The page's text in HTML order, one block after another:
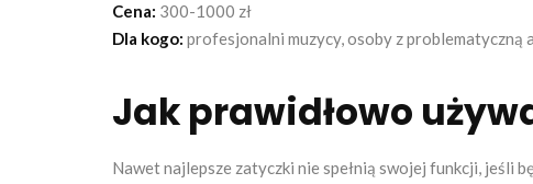
Cena: 300-1000 zł
Dla kogo: profesjonalni muzycy, osoby z problematyczną
Jak prawidłowo
Nawet najlepsze zatyczki nie spełnią swojej funkcji, jeśli